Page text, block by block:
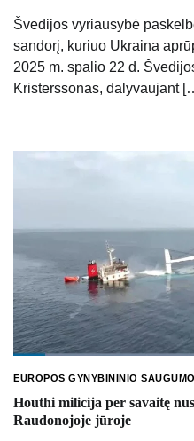
Švedijos vyriausybė
sandorį, kuriuo Ukraina
2025 m. spalio 22 d.
Kristerssonas, dalyvaujant
EUROPOS GYNYBININIO
Houthi milicija per savaitę
Raudonojoje jūroje